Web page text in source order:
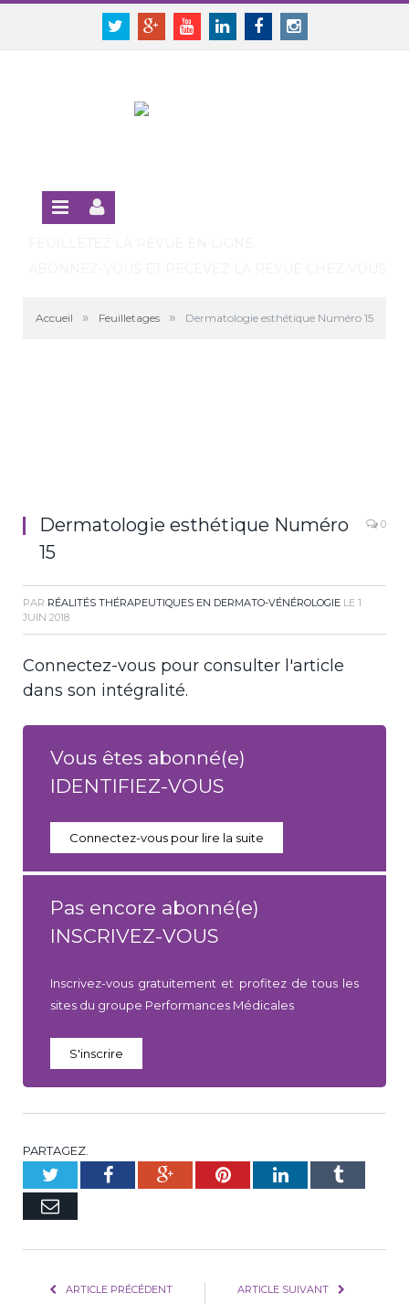
Panneau de gestion des cookies
TwitterGoogle+YoutubeLinkedinFacebookInstagram
SE CONNECTER
Accueil » Feuilletages » Dermatologie esthétique Numéro 15
Dermatologie esthétique Numéro
15
0
PAR RÉALITÉS THÉRAPEUTIQUES EN DERMATO-VÉNÉROLOGIE LE 1
JUIN 2018
Connectez-vous pour consulter l'article
dans son intégralité.
Vous êtes abonné(e)
IDENTIFIEZ-VOUS
Connectez-vous pour lire la suite
Pas encore abonné(e)
INSCRIVEZ-VOUS
Inscrivez-vous gratuitement et profitez de tous les
sites du groupe Performances Médicales
S'inscrire
PARTAGEZ.
TwitterFacebookGoogle+PinterestLinkedInTumblr
E-
ARTICLE PRÉCÉDENT ARTICLE SUIVANT